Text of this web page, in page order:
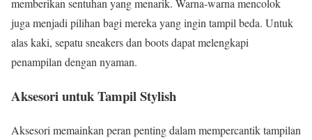
memberikan sentuhan yang menarik. Warna-warna mencolok
juga menjadi pilihan bagi mereka yang ingin tampil beda. Untuk
alas kaki, sepatu sneakers dan boots dapat melengkapi
penampilan dengan nyaman.
Aksesori untuk Tampil Stylish
Aksesori memainkan peran penting dalam mempercantik tampilan